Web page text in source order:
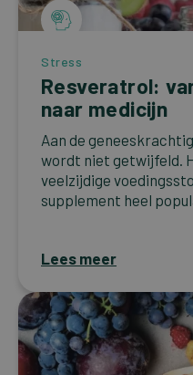
Stress
Resveratrol:
naar medicijn
Aan de
wordt niet getwijfeld.
veelzijdige
supplement heel
Lees meer